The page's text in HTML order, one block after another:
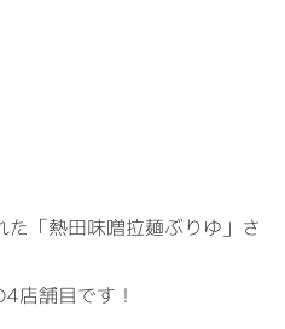
「熱田味噌拉麺ぶりゆ」さ
店舗目です！